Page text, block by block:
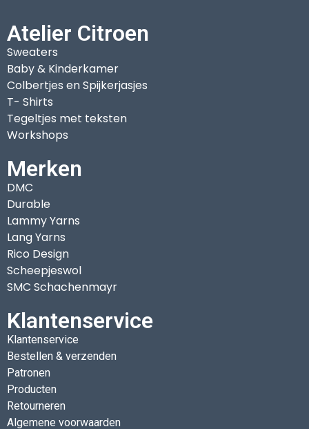
Atelier Citroen
Sweaters
Baby & Kinderkamer
Colbertjes en Spijkerjasjes
T- Shirts
Tegeltjes met teksten
Workshops
Merken
DMC
Durable
Lammy Yarns
Lang Yarns
Rico Design
Scheepjeswol
SMC Schachenmayr
Klantenservice
Klantenservice
Bestellen & verzenden
Patronen
Producten
Retourneren
Algemene voorwaarden